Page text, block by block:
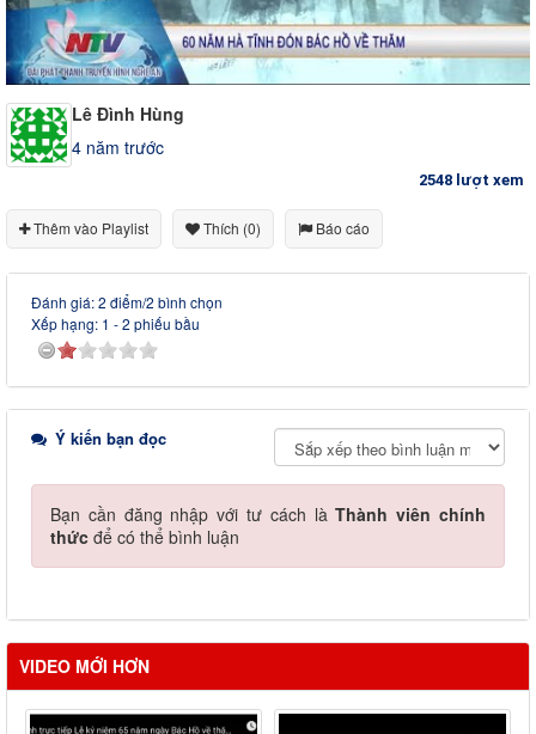
Lê Đình Hùng
4 năm trước
2548 lượt xem
Thêm vào Playlist Thích (0) Báo cáo
Đánh giá: 2 điểm/2 bình chọn
Xếp hạng: 1 -2 phiếu bầu
Ý kiến bạn đọc
Bạn cần đăng nhập với tư cách làThành viên chính
thức để có thể bình luận
VIDEO MỚI HƠN